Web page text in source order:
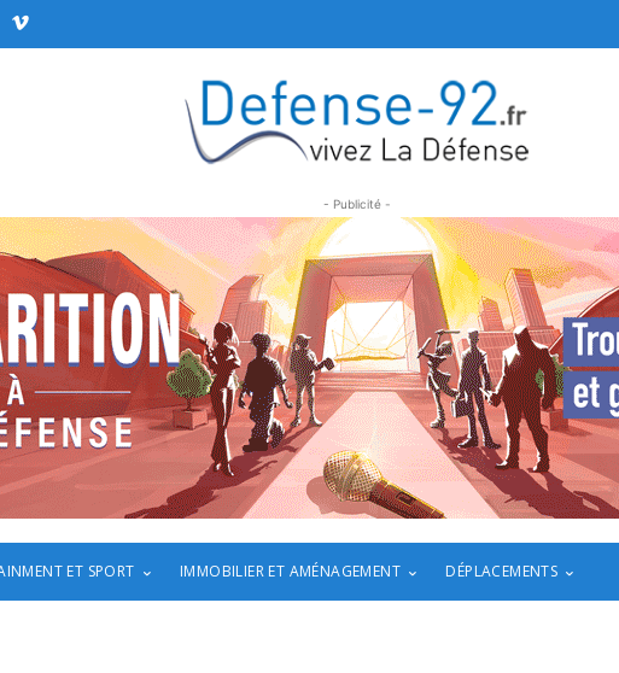
- Publicité -
ET SPORT IMMOBILIER ET AMÉNAGEMENT DÉPLACEMENTS